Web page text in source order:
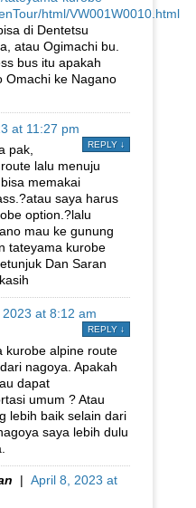
html/VW001W0010.html
di Dentetsu
atau Ogimachi bu.
bus itu apakah
Omachi ke Nagano
at 11:27 pm
REPLY ↓
pak,
lalu menuju
memakai
saya harus
option.?lalu
mau ke gunung
tateyama kurobe
Dan Saran
at 8:12 am
REPLY ↓
kurobe alpine route
nagoya. Apakah
dapat
umum ? Atau
lebih baik selain dari
saya lebih dulu
| April 8, 2023 at